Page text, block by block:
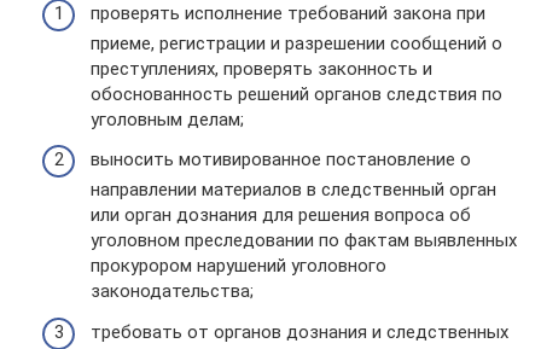
проверять исполнение требований закона при
приеме, регистрации и разрешении сообщений о
преступлениях, проверять законность и
обоснованность решений органов следствия по
уголовным делам;
выносить мотивированное постановление о
направлении материалов в следственный орган
или орган дознания для решения вопроса об
уголовном преследовании по фактам выявленных
прокурором нарушений уголовного
законодательства;
требовать от органов дознания и следственных